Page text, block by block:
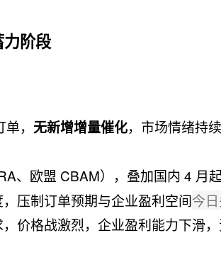
阶段
， 无新增增量催化，市场情绪持
、欧盟 CBAM），叠加国内 4 月
压制订单预期与企业盈利空间今
价格战激烈，企业盈利能力下滑